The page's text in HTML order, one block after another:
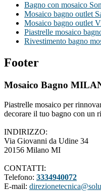
Bagno con mosaico
Mosaico bagno outlet
Mosaico bagno outlet
Piastrelle mosaico
Rivestimento bagno
Footer
Mosaico Bagno
Piastrelle mosaico per
decorare il tuo bagno con un
INDIRIZZO:
Via Giovanni da Udine 34
20156 Milano MI
CONTATTI:
Telefono: 3334940072
E-mail: